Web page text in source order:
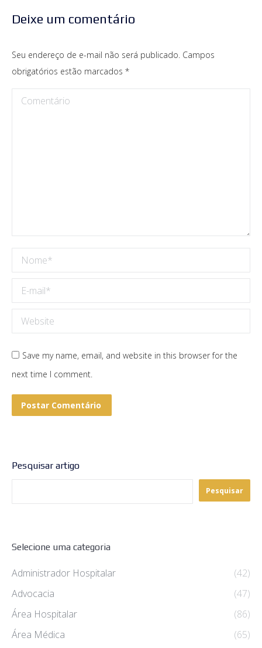
Deixe um comentário
Seu endereço de e-mail não será publicado. Campos
obrigatórios estão marcados *
Comentário
Nome *
E-mail *
Website
Save my name, email, and website in this browser for the
next time I comment.
Postar Comentário
Pesquisar artigo
Pesquisar
Selecione uma categoria
Administrador Hospitalar
(42)
Advocacia
(47)
Área Hospitalar
(86)
Área Médica
(65)